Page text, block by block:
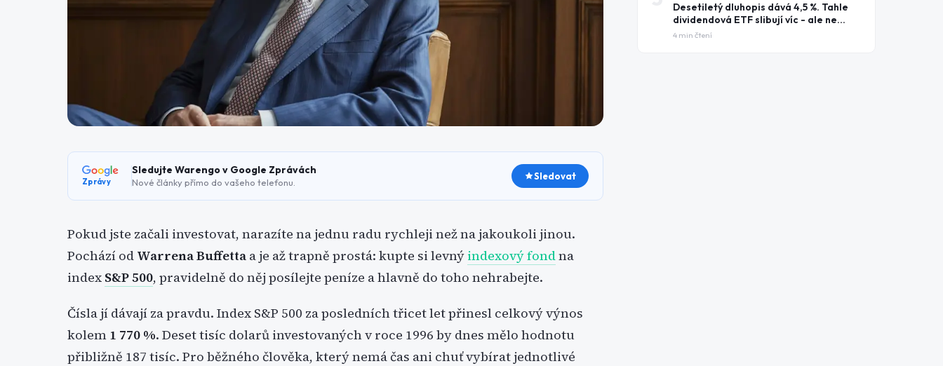
Zprávy
Sledujte Warengo v Google Zprávách
Nové články přímo do vašeho telefonu.
Sledovat
Pokud jste začali investovat, narazíte na jednu radu rychleji než na jakoukoli jinou.
Pochází od Warrena Buffetta a je až trapně prostá: kupte si levný indexový fondna
index S&P 500, pravidelně do něj posílejte peníze a hlavně do toho nehrabejte.
Čísla jí dávají za pravdu. Index S&P 500 za posledních třicet let přinesl celkový výnos
kolem 1 770 %. Deset tisíc dolarů investovaných v roce 1996 by dnes mělo hodnotu
přibližně 187 tisíc. Pro běžného člověka, který nemá čas ani chuť vybírat jednotlivé
Desetiletý dluhopis dává 4,5 %. Tahle
dividendová ETF slibují víc - ale ne
zadarmo
4 min čtení